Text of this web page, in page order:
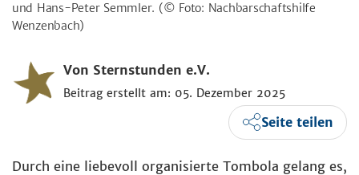
und Hans-Peter Semmler. (© Foto: Nachbarschaftshilfe
Wenzenbach)
Von Sternstunden e.V.
Beitrag erstellt am: 05. Dezember 2025
Seite teilen
Durch eine liebevoll organisierte Tombola gelang es,